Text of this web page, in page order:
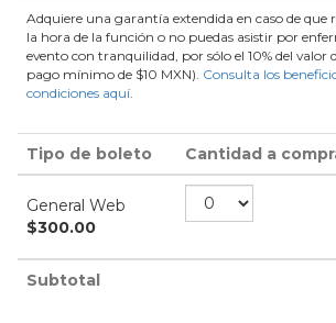
Adquiere una garantía extendida en caso de que
la hora de la función o no puedas asistir por
evento con tranquilidad, por sólo el 10% del valor
pago mínimo de $10 MXN). Consulta los
condiciones aquí.
Tipo de boleto Cantidad a
General Web
$300.00
Subtotal